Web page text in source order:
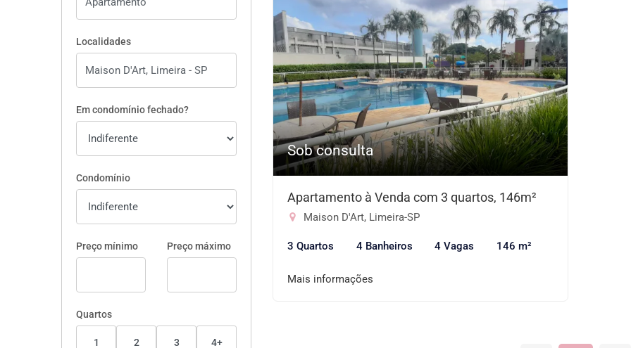
Localidades
Em condomínio fechado?
Condomínio
Preço mínimo Preço máximo
Quartos
1 2 3 4+
Sob consulta
Apartamento à Venda com 3 quartos, 146m²
Maison D'Art, Limeira-SP
3 Quartos 4 Banheiros 4 Vagas 146 m²
Mais informações